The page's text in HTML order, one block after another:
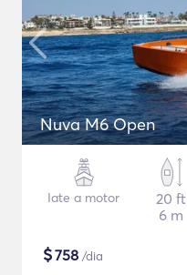
Nuva M6 Open
Iate a motor
20 ft
6 m
$758 /dia